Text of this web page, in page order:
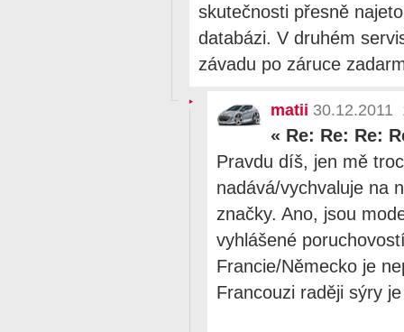
skutečnosti přesně
databázi. V druhém
závadu po záruce
matii 30.12.2011
« Re: Re: Re:
Pravdu díš, jen mě
nadává/vychvaluje na
značky. Ano, jsou
vyhlášené
Francie/Německo je
Francouzi raději sýry